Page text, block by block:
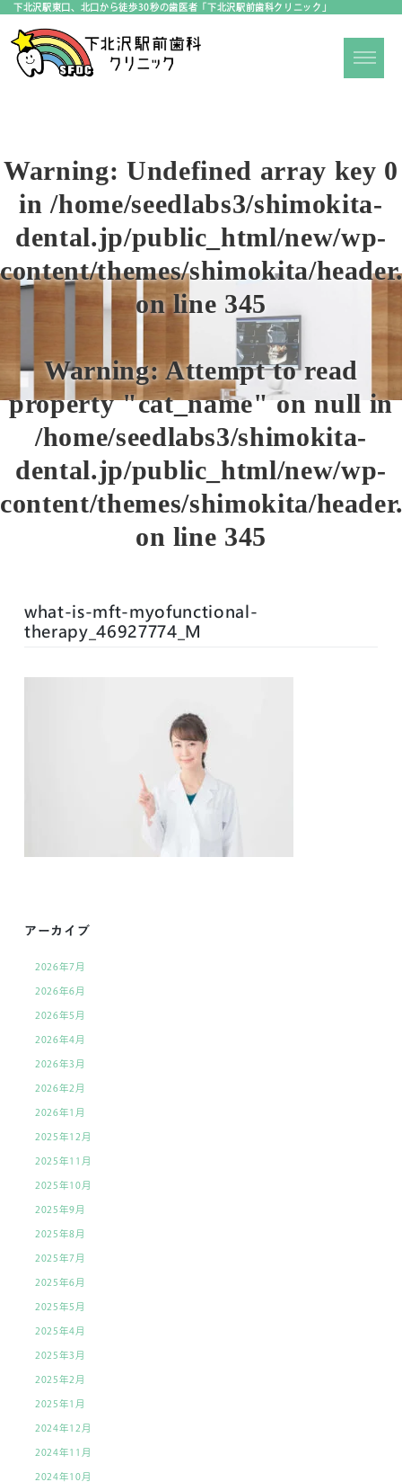
下北沢駅東口、北口から徒歩30秒の歯医者「下北沢駅前歯科クリニック」
Warning: Undefined array key 0
in/home/seedlabs3/shimokita-
dental.jp/public_html/new/wp-
content/themes/shimokita/
on line 345
Warning: Attempt to read
property "cat_name" on null in
/home/seedlabs3/shimokita-
dental.jp/public_html/new/wp-
content/themes/shimokita/
on line 345
what-is-mft-myofunctional-
therapy_46927774_M
アーカイブ
2026年7月
2026年6月
2026年5月
2026年4月
2026年3月
2026年2月
2026年1月
2025年12月
2025年11月
2025年10月
2025年9月
2025年8月
2025年7月
2025年6月
2025年5月
2025年4月
2025年3月
2025年2月
2025年1月
2024年12月
2024年11月
2024年10月